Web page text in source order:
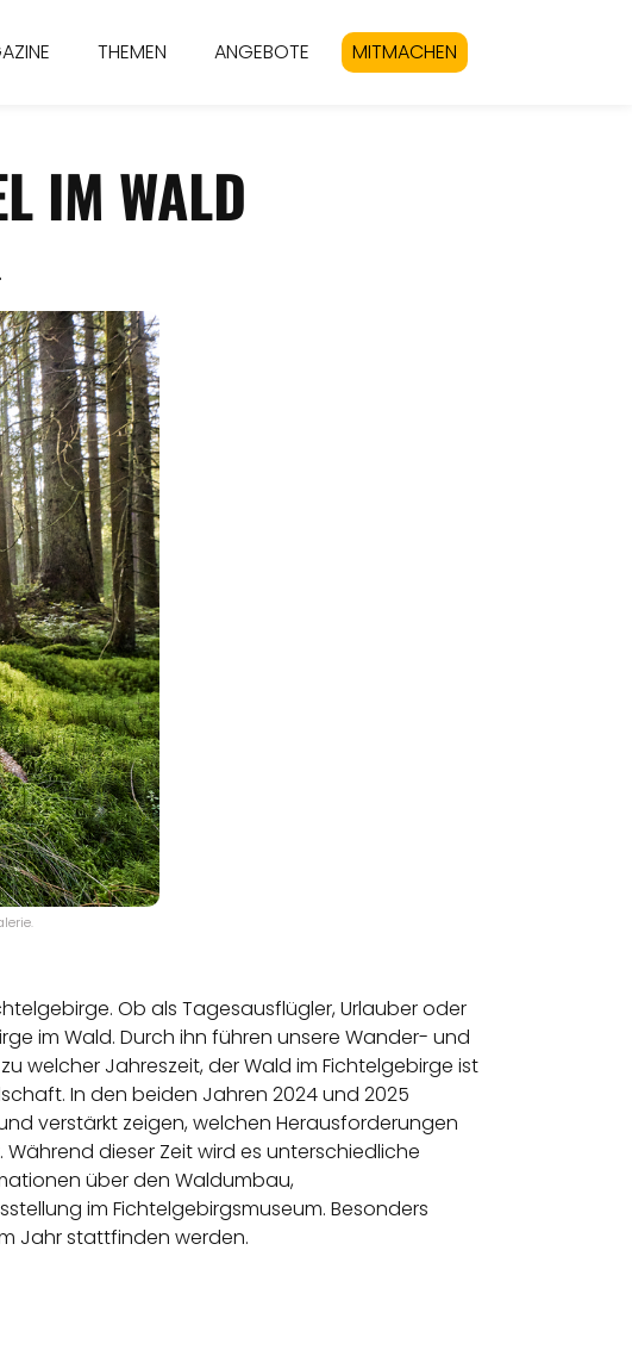
THEMEN ANGEBOTE MITMACHEN
IM WALD
Ob als Tagesausflügler, Urlauber oder
im Wald. Durch ihn führen unsere Wander- und
welcher Jahreszeit, der Wald im Fichtelgebirge ist
In den beiden Jahren 2024 und 2025
verstärkt zeigen, welchen Herausforderungen
Während dieser Zeit wird es unterschiedliche
über den Waldumbau,
im Fichtelgebirgsmuseum. Besonders
Jahr stattfinden werden.